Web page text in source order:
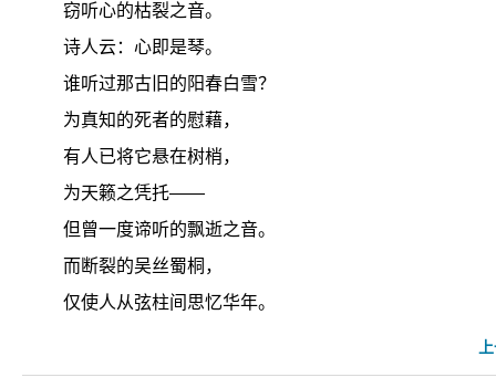
窃听心的枯裂之音。
诗人云：心即是琴。
谁听过那古旧的阳春白雪？
为真知的死者的慰藉，
有人已将它悬在树梢，
为天籁之凭托——
但曾一度谛听的飘逝之音。
而断裂的吴丝蜀桐，
仅使人从弦柱间思忆华年。